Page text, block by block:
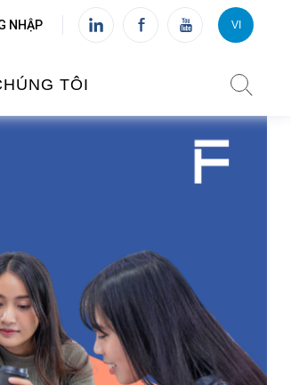
TÔI
NẴNG
NHẬP VI
VI FR